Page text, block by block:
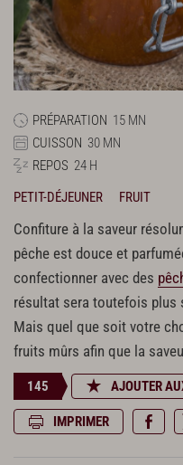
PRÉPARATION 15 MN
CUISSON 30 MN
REPOS 24 H
PETIT-DÉJEUNER
FRUIT
Confiture à la saveur
pêche est douce et
confectionner avec des
résultat sera toutefois plus
Mais quel que soit votre
fruits mûrs afin que la
145 AJOUTER
IMPRIMER